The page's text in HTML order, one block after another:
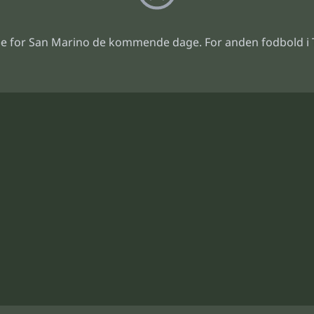
for San Marino de kommende dage. For anden fodbold i